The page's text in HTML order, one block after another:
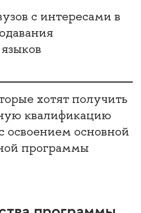
с интересами в
хотят получить
квалификацию
освоением основной
программы